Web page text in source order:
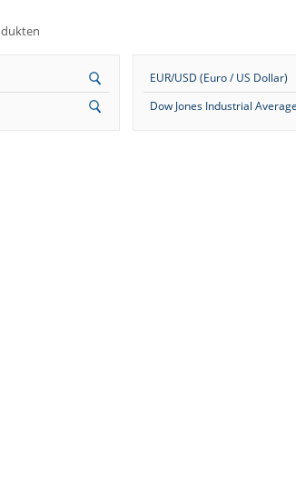
EUR/USD (Euro / US Dollar)
Dow Jones Industrial